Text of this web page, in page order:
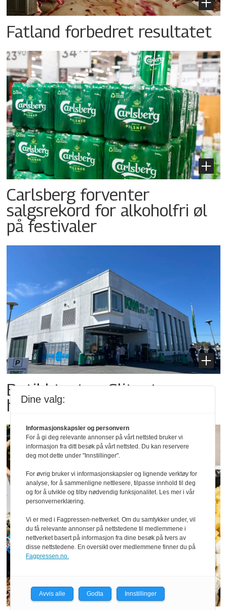
Fatland forbedret resultatet
Carlsberg forventer
salgsrekord for alkoholfri øl
på festivaler
Butikktesten: Slitent, men
hyggelig
Dine valg:
Informasjonskapsler og personvern
For å gi deg relevante annonser på vårt nettsted bruker vi
informasjon fra ditt besøk på vårt nettsted. Du kan reservere
deg mot dette under "Innstillinger".
For øvrig bruker vi informasjonskapsler og lignende verktøy for
analyse, for å sammenligne nettlesere, tilpasse innhold til deg
og for å utvikle og tilby nødvendig funksjonalitet. Les mer i vår
personvernerklæring.
Vi er med i Fagpressen-nettverket. Om du samtykker under, vil
du få relevante annonser på nettstedene til medlemmene i
nettverket basert på informasjon fra dine besøk på tvers av
disse nettstedene. En oversikt over medlemmene finner du på
Fagpressen.no.
Avvis alle Godta Innstillinger